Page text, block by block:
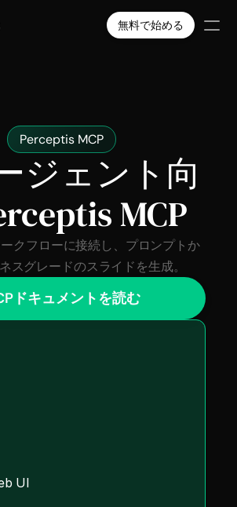
無料で始める
無料で始める Select Language
日本語
Perceptis MCP
ジェント向
MCP
クフローに接続し、プロンプトか
スグレードのスライドを生成。
ドキュメントを読む
UI